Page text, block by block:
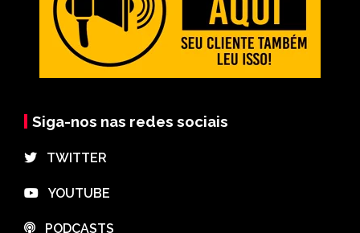
Siga-nos nas redes sociais
⠀TWITTER
⠀YOUTUBE
⠀PODCASTS